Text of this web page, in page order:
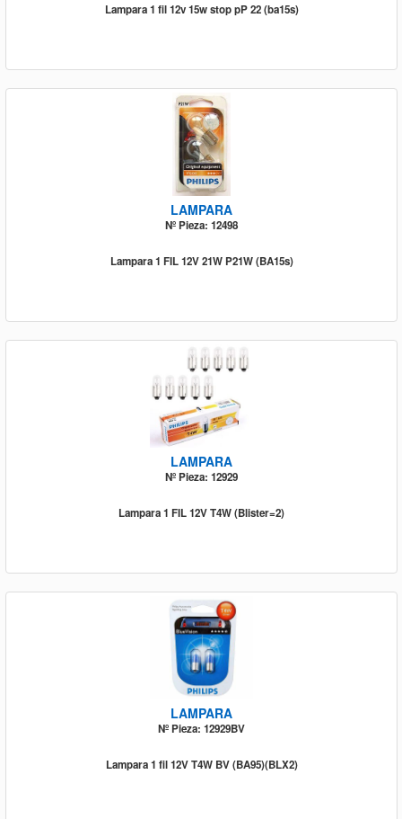
Lampara 1 fil 12v 15w stop pP 22 (ba15s)
LAMPARA
Nº Pieza: 12498
Lampara 1 FIL 12V 21W P21W (BA15s)
LAMPARA
Nº Pieza: 12929
Lampara 1 FIL 12V T4W (Blister=2)
LAMPARA
Nº Pieza: 12929BV
Lampara 1 fil 12V T4W BV (BA95)(BLX2)